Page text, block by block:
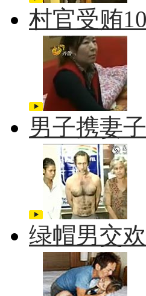
村官受贿
男子携妻
绿帽男交